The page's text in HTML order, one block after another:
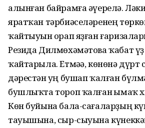
алынған байрамға әүерелә.
яратҡан тәрбиәселәренең
ҡайтыуын һорап яҙған
Резида Дилмөхәмәтова ҡабат
ҡайтарыла. Етмәһә, көнөнә дүрт
дәрестән һуң бушап ҡалған
бушлыҡта тороп ҡалған һымаҡ
Көн буйына бала-сағаларҙың
тауышына, сыр-сыуына